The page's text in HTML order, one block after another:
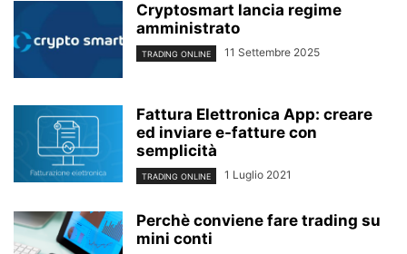
Cryptosmart lancia regime
amministrato
TRADING ONLINE 11 Settembre 2025
Fattura Elettronica App: creare
ed inviare e-fatture con
semplicità
TRADING ONLINE 1 Luglio 2021
Perchè conviene fare trading su
mini conti